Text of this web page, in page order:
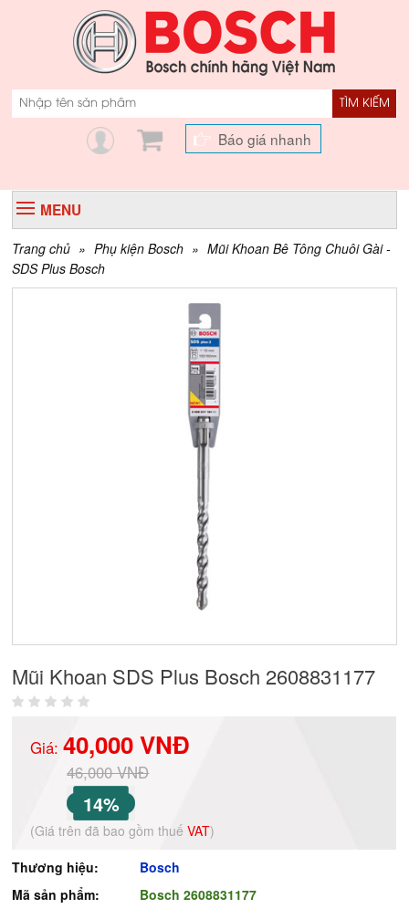
TÌM KIẾM
Báo giá nhanh
MENU
Trang chủ » Phụ kiện Bosch » Mũi Khoan Bê Tông Chuôi Gài -
SDS Plus Bosch
Mũi Khoan SDS Plus Bosch 2608831177
Giá:40,000 VNĐ
46,000 VNĐ
14%
(Giá trên đã bao gồm thuếVAT)
Thương hiệu:
Bosch
Mã sản phẩm:
Bosch 2608831177